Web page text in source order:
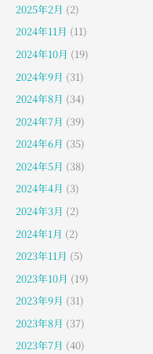
2025年2月 (2)
2024年11月 (11)
2024年10月 (19)
2024年9月 (31)
2024年8月 (34)
2024年7月 (39)
2024年6月 (35)
2024年5月 (38)
2024年4月 (3)
2024年3月 (2)
2024年1月 (2)
2023年11月 (5)
2023年10月 (19)
2023年9月 (31)
2023年8月 (37)
2023年7月 (40)